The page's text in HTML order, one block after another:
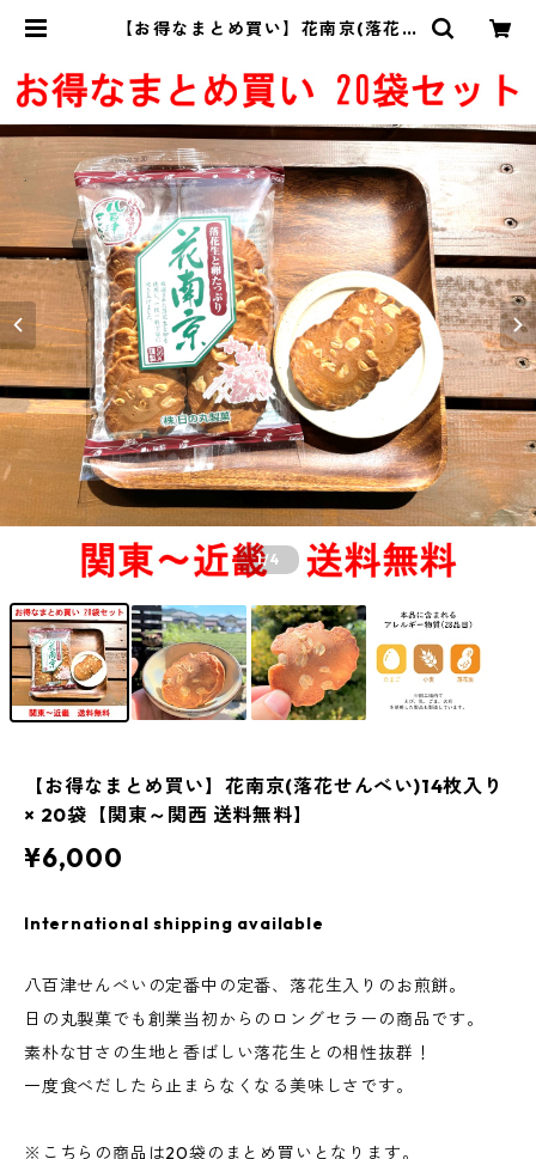
【お得なまとめ買い】花南京(落花せ
西 送料無料】 | ㈱日の丸製菓 公式
オンラインショップ
1/4
【お得なまとめ買い】花南京(落花せんべい)14枚入り
× 20袋【関東～関西 送料無料】
¥6,000
International shipping available
八百津せんべいの定番中の定番、落花生入りのお煎餅。
日の丸製菓でも創業当初からのロングセラーの商品です。
素朴な甘さの生地と香ばしい落花生との相性抜群！
一度食べだしたら止まらなくなる美味しさです。
※こちらの商品は20袋のまとめ買いとなります。